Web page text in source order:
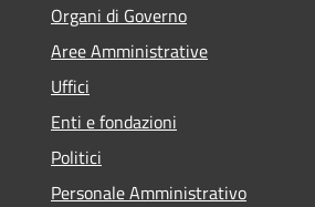
Organi di Governo
Aree Amministrative
Uffici
Enti e fondazioni
Politici
Personale Amministrativo